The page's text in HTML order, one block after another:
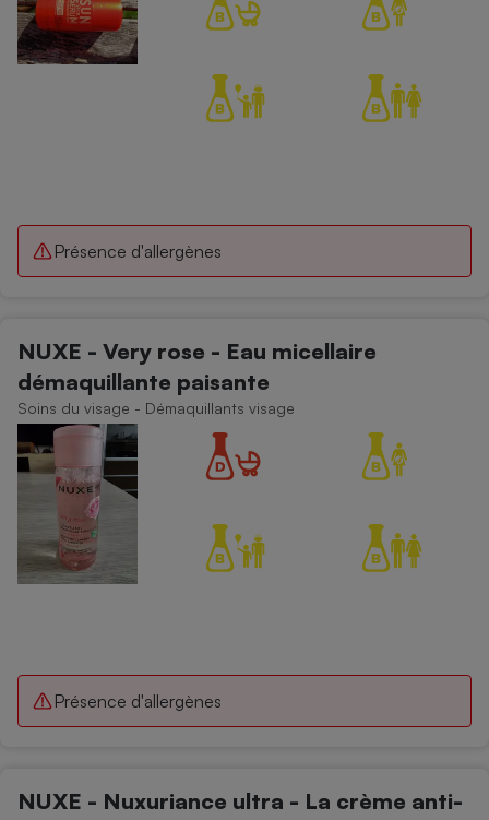
Présence d'allergènes
NUXE - Very rose - Eau micellaire
démaquillante paisante
Soins du visage - Démaquillants visage
Présence d'allergènes
NUXE - Nuxuriance ultra - La crème anti-